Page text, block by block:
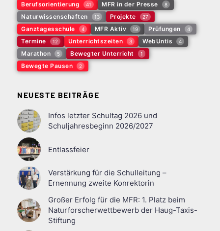
Berufsorientierung 41 MFR in der Presse 8
Naturwissenschaften 13 Projekte 27
Ganztagesschule 4 MFR Aktiv 19 Prüfungen 4
Termine 12 Unterrichtszeiten 3 WebUntis 4
Marathon 5 Bewegter Unterricht 1
Bewegte Pausen 2
NEUESTE BEITRÄGE
Infos letzter Schultag 2026 und
Schuljahresbeginn 2026/2027
Entlassfeier
Verstärkung für die Schulleitung –
Ernennung zweite Konrektorin
Großer Erfolg für die MFR: 1. Platz beim
Naturforscherwettbewerb der Haug-Taxis-
Stiftung